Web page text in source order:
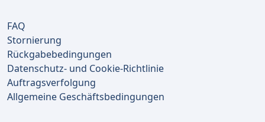
FAQ
Stornierung
Rückgabebedingungen
Datenschutz- und Cookie-Richtlinie
Auftragsverfolgung
Allgemeine Geschäftsbedingungen